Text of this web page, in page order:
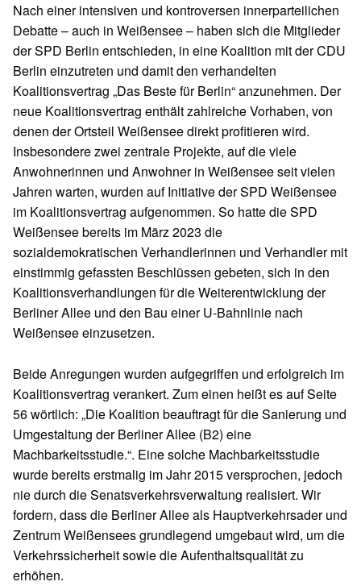
Nach einer intensiven und kontroversen innerparteilichen
Debatte – auch in Weißensee – haben sich die Mitglieder
der SPD Berlin entschieden, in eine Koalition mit der CDU
Berlin einzutreten und damit den verhandelten
Koalitionsvertrag „Das Beste für Berlin“ anzunehmen. Der
neue Koalitionsvertrag enthält zahlreiche Vorhaben, von
denen der Ortsteil Weißensee direkt profitieren wird.
Insbesondere zwei zentrale Projekte, auf die viele
Anwohnerinnen und Anwohner in Weißensee seit vielen
Jahren warten, wurden auf Initiative der SPD Weißensee
im Koalitionsvertrag aufgenommen. So hatte die SPD
Weißensee bereits im März 2023 die
sozialdemokratischen Verhandlerinnen und Verhandler mit
einstimmig gefassten Beschlüssen gebeten, sich in den
Koalitionsverhandlungen für die Weiterentwicklung der
Berliner Allee und den Bau einer U-Bahnlinie nach
Weißensee einzusetzen.
Beide Anregungen wurden aufgegriffen und erfolgreich im
Koalitionsvertrag verankert. Zum einen heißt es auf Seite
56 wörtlich: „Die Koalition beauftragt für die Sanierung und
Umgestaltung der Berliner Allee (B2) eine
Machbarkeitsstudie.“. Eine solche Machbarkeitsstudie
wurde bereits erstmalig im Jahr 2015 versprochen, jedoch
nie durch die Senatsverkehrsverwaltung realisiert. Wir
fordern, dass die Berliner Allee als Hauptverkehrsader und
Zentrum Weißensees grundlegend umgebaut wird, um die
Verkehrssicherheit sowie die Aufenthaltsqualität zu
erhöhen.